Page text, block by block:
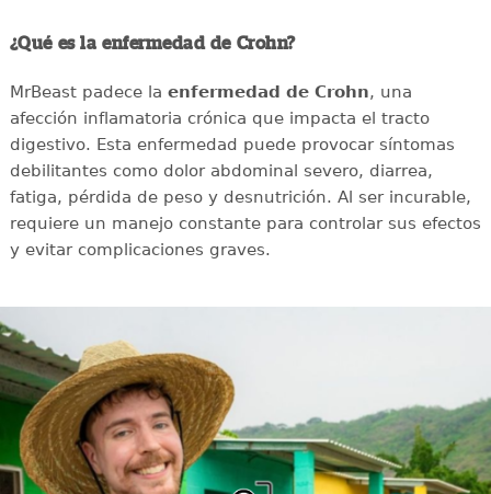
¿Qué es la enfermedad de Crohn?
MrBeast padece la enfermedad de Crohn, una
afección inflamatoria crónica que impacta el tracto
digestivo. Esta enfermedad puede provocar síntomas
debilitantes como dolor abdominal severo, diarrea,
fatiga, pérdida de peso y desnutrición. Al ser incurable,
requiere un manejo constante para controlar sus efectos
y evitar complicaciones graves.